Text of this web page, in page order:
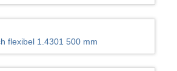
flexibel 1.4301 500 mm